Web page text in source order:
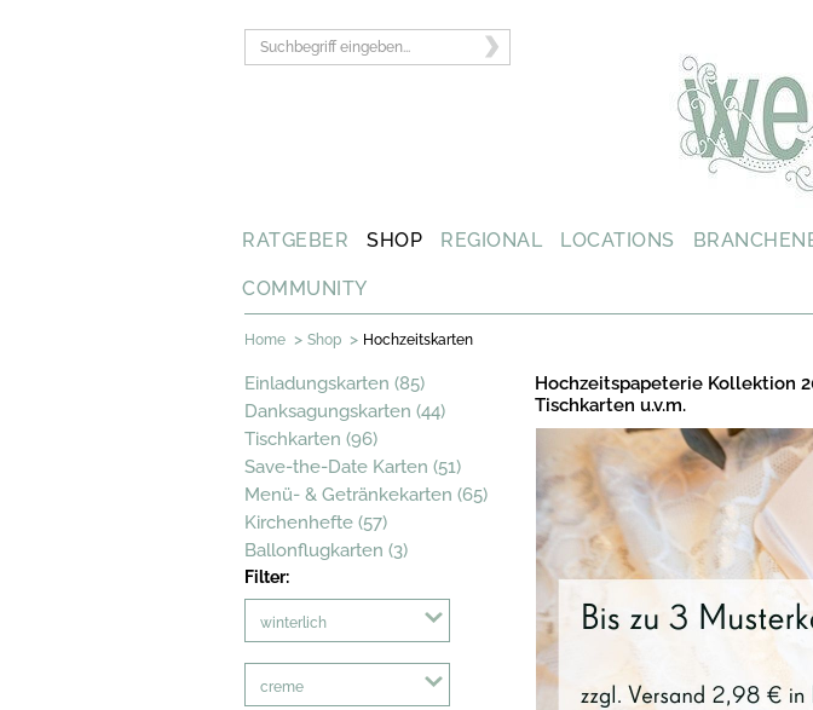
RATGEBER SHOP REGIONAL LOCATIONS
COMMUNITY
Home > Shop > Hochzeitskarten
Einladungskarten (85)
Danksagungskarten (44)
Tischkarten (96)
Save-the-Date Karten (51)
Menü- & Getränkekarten (65)
Kirchenhefte (57)
Ballonflugkarten (3)
Filter:
winterlich
creme
Hochzeitspapeterie Kollektion
Tischkarten u.v.m.